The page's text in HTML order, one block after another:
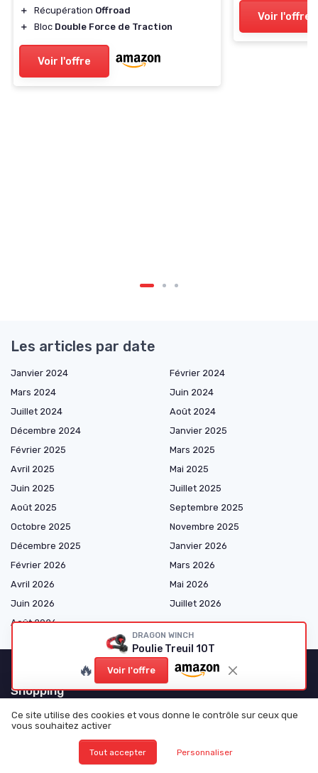
＋
Récupération Offroad
＋
Bloc Double Force de Traction
Voir l'offre
Voir l'offre
DRAGON WINCH
Poulie Treuil 10T
🔥 Voir l'offre
Les articles par date
Janvier 2024
Février 2024
Mars 2024
Juin 2024
Juillet 2024
Août 2024
Décembre 2024
Janvier 2025
Février 2025
Mars 2025
Avril 2025
Mai 2025
Juin 2025
Juillet 2025
Août 2025
Septembre 2025
Octobre 2025
Novembre 2025
Décembre 2025
Janvier 2026
Février 2026
Mars 2026
Avril 2026
Mai 2026
Juin 2026
Juillet 2026
Août 2026
Shopping
Pièces Mécaniques
Consommables et Entretien
Ce site utilise des cookies et vous donne le contrôle sur ceux que
vous souhaitez activer
Tout accepter Personnaliser